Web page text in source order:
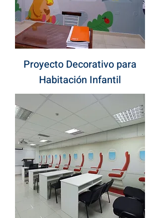
Proyecto Decorativo para
Habitación Infantil